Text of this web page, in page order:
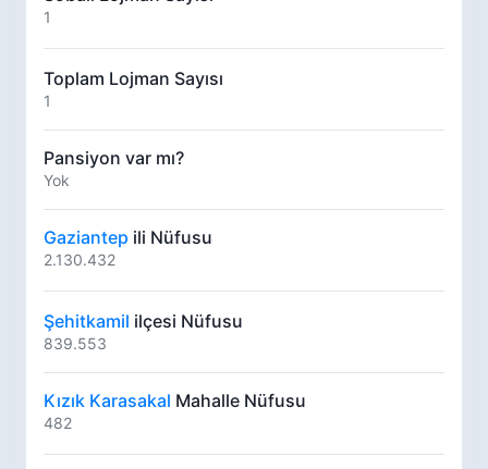
1
Toplam Lojman Sayısı
1
Pansiyon var mı?
Yok
Gaziantep ili Nüfusu
2.130.432
Şehitkamil ilçesi Nüfusu
839.553
Kızık Karasakal Mahalle Nüfusu
482